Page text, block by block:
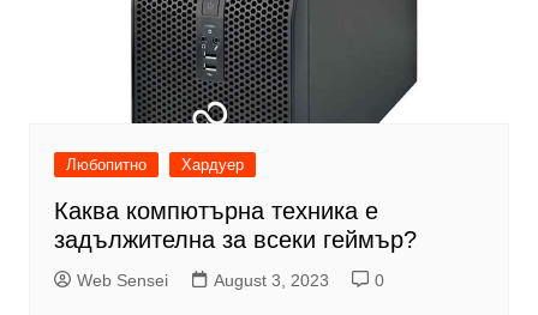
Любопитно Хардуер
Каква компютърна техника е
задължителна за всеки геймър?
Web Sensei August 3, 2023 0